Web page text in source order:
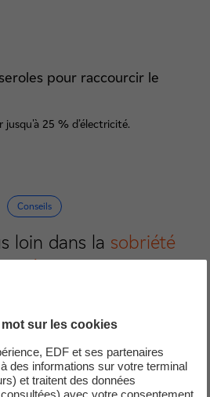
pour raccourcir le
jusqu'à 25 % d’électricité.
Conseils
loin dans la sobriété
!
ses appareils de cuisson
sur les cookies
EDF et ses partenaires
des informations sur votre terminal
et traitent des données
avec votre consentement